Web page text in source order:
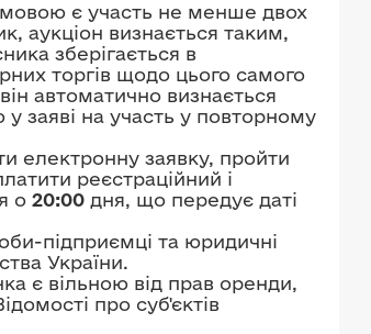
є участь не менше двох
аукціон визнається таким,
зберігається в
торгів щодо цього самого
автоматично визнається
заяві на участь у повторному
електронну заявку, пройти
реєстраційний і
о 20:00 дня, що передує даті
підприємці та юридичні
України.
є вільною від прав оренди,
про суб'єктів